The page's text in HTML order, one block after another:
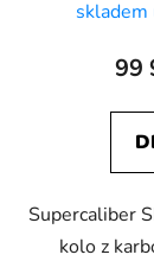
skladem
99
Supercaliber
kolo z